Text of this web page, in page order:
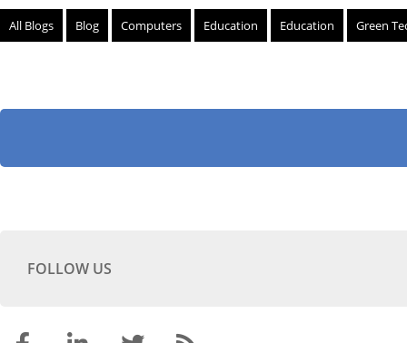
All Blogs Blog Computers Education Education Green
FOLLOW US